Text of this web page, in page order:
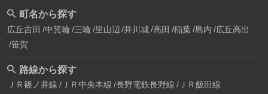
町名から探す
広丘吉田 中箕輪 三輪 里山辺 井川城 高田 稲葉 島内 広丘高出
笹賀
路線から探す
ＪＲ篠ノ井線 ＪＲ中央本線 長野電鉄長野線 ＪＲ飯田線